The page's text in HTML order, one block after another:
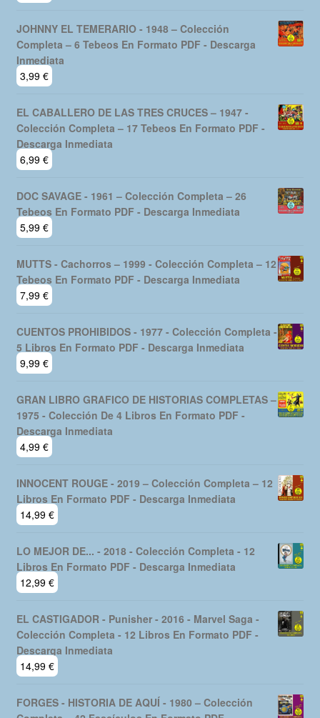
JOHNNY EL TEMERARIO - 1948 – Colección
Completa – 6 Tebeos En Formato PDF - Descarga
Inmediata
3,99 €
EL CABALLERO DE LAS TRES CRUCES – 1947 -
Colección Completa – 17 Tebeos En Formato PDF -
Descarga Inmediata
6,99 €
DOC SAVAGE - 1961 – Colección Completa – 26
Tebeos En Formato PDF - Descarga Inmediata
5,99 €
MUTTS - Cachorros – 1999 - Colección Completa – 12
Tebeos En Formato PDF - Descarga Inmediata
7,99 €
CUENTOS PROHIBIDOS - 1977 - Colección Completa -
5 Libros En Formato PDF - Descarga Inmediata
9,99 €
GRAN LIBRO GRAFICO DE HISTORIAS COMPLETAS –
1975 - Colección De 4 Libros En Formato PDF -
Descarga Inmediata
4,99 €
INNOCENT ROUGE - 2019 – Colección Completa – 12
Libros En Formato PDF - Descarga Inmediata
14,99 €
LO MEJOR DE... - 2018 - Colección Completa - 12
Libros En Formato PDF - Descarga Inmediata
12,99 €
EL CASTIGADOR - Punisher - 2016 - Marvel Saga -
Colección Completa - 12 Libros En Formato PDF -
Descarga Inmediata
14,99 €
FORGES - HISTORIA DE AQUÍ - 1980 – Colección